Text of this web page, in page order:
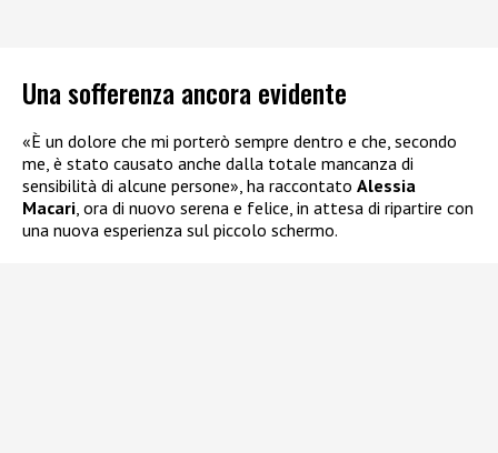
Una sofferenza ancora evidente
«È un dolore che mi porterò sempre dentro e che, secondo
me, è stato causato anche dalla totale mancanza di
sensibilità di alcune persone», ha raccontato Alessia
Macari, ora di nuovo serena e felice, in attesa di ripartire con
una nuova esperienza sul piccolo schermo.